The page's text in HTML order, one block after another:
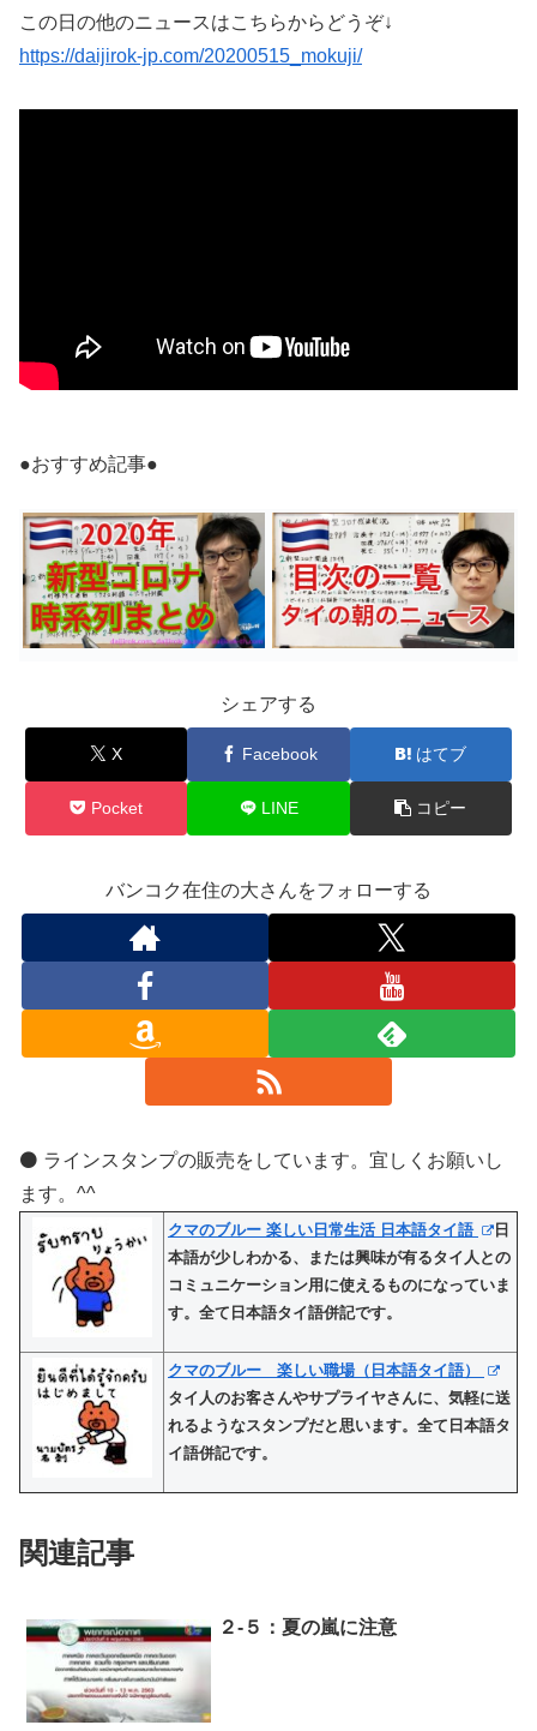
この日の他のニュースはこちらからどうぞ↓
https://daijirok-jp.com/20200515_mokuji/
●おすすめ記事●
シェアする
X Facebook はてブ
Pocket LINE コピー
バンコク在住の大さんをフォローする
⚫️ ラインスタンプの販売をしています。宜しくお願いし
ます。^^
クマのブルー 楽しい日常生活 日本語タイ語
日
本語が少しわかる、または興味が有るタイ人との
コミュニケーション用に使えるものになっていま
す。全て日本語タイ語併記です。
クマのブルー 楽しい職場（日本語タイ語）
タイ人のお客さんやサプライヤさんに、気軽に送
れるようなスタンプだと思います。全て日本語タ
イ語併記です。
関連記事
２-５：夏の嵐に注意